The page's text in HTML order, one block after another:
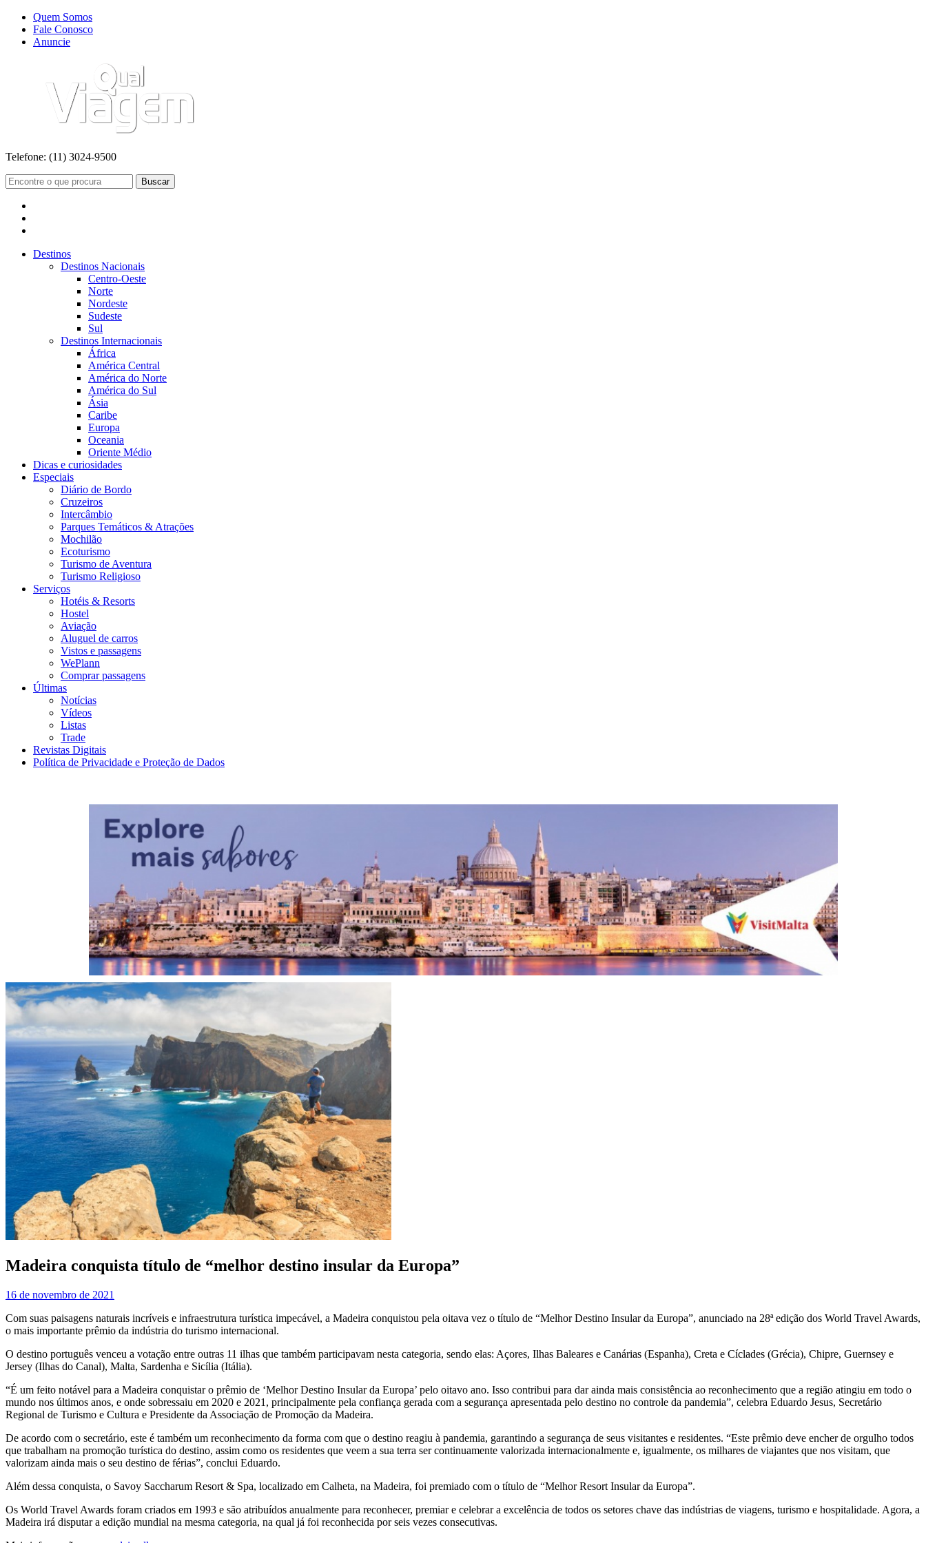
Quem Somos
Fale Conosco
Anuncie
Telefone: (11) 3024-9500
Buscar
Destinos
Destinos Nacionais
Centro-Oeste
Norte
Nordeste
Sudeste
Sul
Destinos Internacionais
África
América Central
América do Norte
América do Sul
Ásia
Caribe
Europa
Oceania
Oriente Médio
Dicas e curiosidades
Especiais
Diário de Bordo
Cruzeiros
Intercâmbio
Parques Temáticos & Atrações
Mochilão
Ecoturismo
Turismo de Aventura
Turismo Religioso
Serviços
Hotéis & Resorts
Hostel
Aviação
Aluguel de carros
Vistos e passagens
WePlann
Comprar passagens
Últimas
Notícias
Vídeos
Listas
Trade
Revistas Digitais
Política de Privacidade e Proteção de Dados
Madeira conquista título de “melhor destino insular da Europa”
16 de novembro de 2021
Com suas paisagens naturais incríveis e infraestrutura turística impecável, a Madeira conquistou pela oitava vez o título de “Melhor Destino Insular da Europa”, anunciado na 28ª edição dos World Travel Awards,
o mais importante prêmio da indústria do turismo internacional.
O destino português venceu a votação entre outras 11 ilhas que também participavam nesta categoria, sendo elas: Açores, Ilhas Baleares e Canárias (Espanha), Creta e Cíclades (Grécia), Chipre, Guernsey e
Jersey (Ilhas do Canal), Malta, Sardenha e Sicília (Itália).
“É um feito notável para a Madeira conquistar o prêmio de ‘Melhor Destino Insular da Europa’ pelo oitavo ano. Isso contribui para dar ainda mais consistência ao reconhecimento que a região atingiu em todo o
mundo nos últimos anos, e onde sobressaiu em 2020 e 2021, principalmente pela confiança gerada com a segurança apresentada pelo destino no controle da pandemia”, celebra Eduardo Jesus, Secretário
Regional de Turismo e Cultura e Presidente da Associação de Promoção da Madeira.
De acordo com o secretário, este é também um reconhecimento da forma com que o destino reagiu à pandemia, garantindo a segurança de seus visitantes e residentes. “Este prêmio deve encher de orgulho todos
que trabalham na promoção turística do destino, assim como os residentes que veem a sua terra ser continuamente valorizada internacionalmente e, igualmente, os milhares de viajantes que nos visitam, que
valorizam ainda mais o seu destino de férias”, conclui Eduardo.
Além dessa conquista, o Savoy Saccharum Resort & Spa, localizado em Calheta, na Madeira, foi premiado com o título de “Melhor Resort Insular da Europa”.
Os World Travel Awards foram criados em 1993 e são atribuídos anualmente para reconhecer, premiar e celebrar a excelência de todos os setores chave das indústrias de viagens, turismo e hospitalidade. Agora, a
Madeira irá disputar a edição mundial na mesma categoria, na qual já foi reconhecida por seis vezes consecutivas.